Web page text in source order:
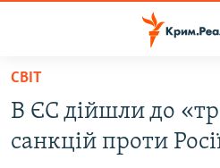
Перейти
основного
матеріалу
ВОДА.КРИМ
ВІДЕО ТА ФОТО
СВІТ
В ЄС дійшли до
санкцій проти